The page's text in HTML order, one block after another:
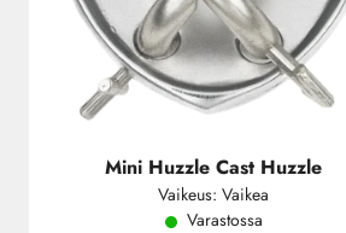
Mini Huzzle Cast Huzzle
Vaikeus: Vaikea
Varastossa